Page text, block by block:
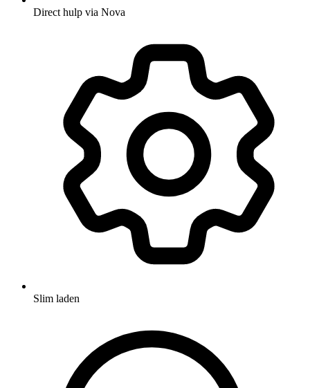
Direct hulp via Nova
Slim laden